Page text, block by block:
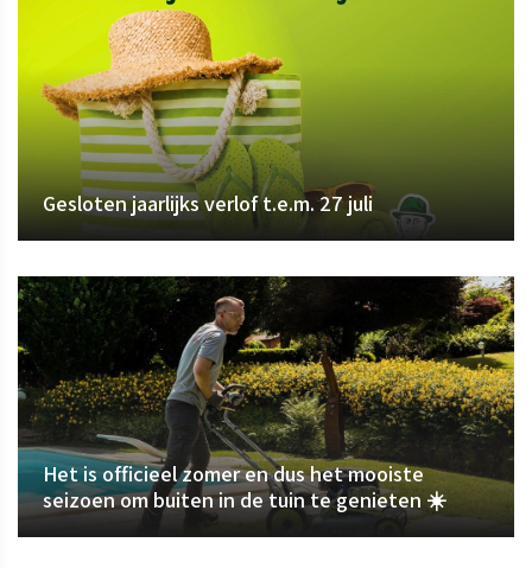
Gesloten jaarlijks verlof t.e.m. 27 juli
Het is officieel zomer en dus het mooiste
seizoen om buiten in de tuin te genieten ☀️